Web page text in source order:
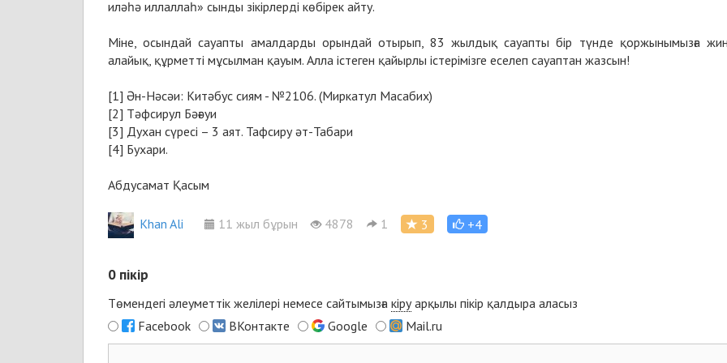
иләһә иллаллаһ» сынды зікірлерді көбірек айту.
Міне, осындай сауапты амалдарды орындай отырып, 83 жылдық сауапты бір түнде қоржынымызға
алайық, құрметті мұсылман қауым. Алла істеген қайырлы істерімізге еселеп сауаптан жазсын!
[1] Ән-Нәсәи: Китәбус сиям - №2106. (Миркатул Масабих)
[2] Тәфсирул Бәғәуи
[3] Духан сүресі – 3 аят. Тафсиру әт-Табари
[4] Бухари.
Абдусамат Қасым
Khan Ali 11 жыл бұрын 4878 1 3 +4
0 пікір
Төмендегі әлеуметтік желілері немесе сайтымызға кіруарқылы пікір қалдыра аласыз
Facebook
ВКонтакте Google Mail.ru